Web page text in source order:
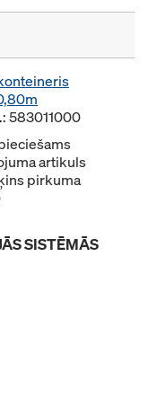
583011000
artikuls
pirkuma
SISTĒMĀS